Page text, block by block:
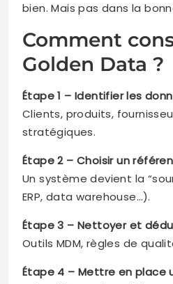
bien. Mais pas dans la
Comment
Golden Data ?
Étape 1 – Identifier les
Clients, produits,
stratégiques.
Étape 2 – Choisir un
Un système devient la
ERP, data warehouse…).
Étape 3 – Nettoyer et
Outils MDM, règles de
Étape 4 – Mettre en place